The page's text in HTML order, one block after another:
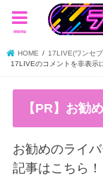
menu
HOME
17LIVE(ワンセ
17LIVEのコメントを非表示
【PR】お勧
お勧めのライ
記事はこちら！